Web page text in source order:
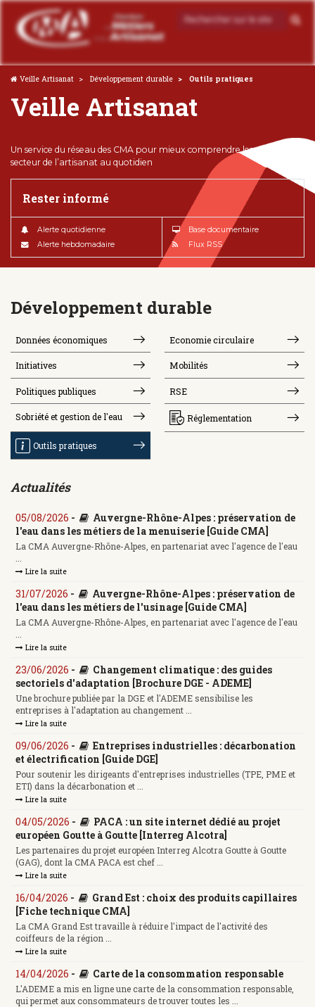
Veille Artisanat Développement durable Outils pratiques
Veille Artisanat
Un service du réseau des CMA pour mieux comprendre les enjeux du
secteur de l’artisanat au quotidien
Rester informé
Alerte quotidienne
Alerte hebdomadaire
Base documentaire
Flux RSS
Développement durable
Données économiques Economie circulaire
Initiatives Mobilités
Politiques publiques RSE
Sobriété et gestion de l'eau Réglementation
Outils pratiques
Actualités
05/08/2026 -
Auvergne-Rhône-Alpes : préservation de
l'eau dans les métiers de la menuiserie [Guide CMA]
La CMA Auvergne-Rhône-Alpes, en partenariat avec l'agence de l'eau
Lire la suite
31/07/2026 -
Auvergne-Rhône-Alpes : préservation de
l'eau dans les métiers de l'usinage [Guide CMA]
La CMA Auvergne-Rhône-Alpes, en partenariat avec l'agence de l'eau
Lire la suite
23/06/2026 -
Changement climatique : des guides
sectoriels d'adaptation [Brochure DGE - ADEME]
Une brochure publiée par la DGE et l'ADEME sensibilise les
entreprises à l'adaptation au changement ...
Lire la suite
09/06/2026 -
Entreprises industrielles : décarbonation
et électrification [Guide DGE]
Pour soutenir les dirigeants d'entreprises industrielles (TPE, PME et
ETI) dans la décarbonation et ...
Lire la suite
04/05/2026 -
PACA : un site internet dédié au projet
européen Goutte à Goutte [Interreg Alcotra]
Les partenaires du projet européen Interreg Alcotra Goutte à Goutte
(GAG), dont la CMA PACA est chef ...
Lire la suite
16/04/2026 -
Grand Est : choix des produits capillaires
[Fiche technique CMA]
La CMA Grand Est travaille à réduire l'impact de l'activité des
coiffeurs de la région ...
Lire la suite
14/04/2026 - Carte de la consommation responsable
L'ADEME a mis en ligne une carte de la consommation responsable,
qui permet aux consommateurs de trouver toutes les ...